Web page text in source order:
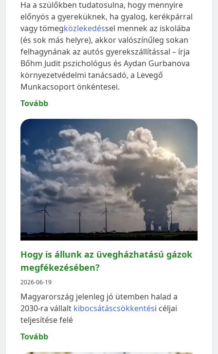
Ha a szülőkben tudatosulna, hogy mennyire
előnyös a gyereküknek, ha gyalog, kerékpárral
vagy tömegközlekedéssel mennek az iskolába
(és sok más helyre), akkor valószínűleg sokan
felhagynának az autós gyerekszállítással – írja
Bőhm Judit pszichológus és Aydan Gurbanova
környezetvédelmi tanácsadó, a Levegő
Munkacsoport önkéntesei.
Tovább
Hogy is állunk az üvegházhatású gázok
megfékezésében?
2026-06-19
Magyarország jelenleg jó ütemben halad a
2030-ra vállalt kibocsátáscsökkentési céljai
teljesítése felé
Tovább